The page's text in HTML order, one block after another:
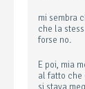
mi sembra
che la
forse no.
E poi, mia
al fatto che